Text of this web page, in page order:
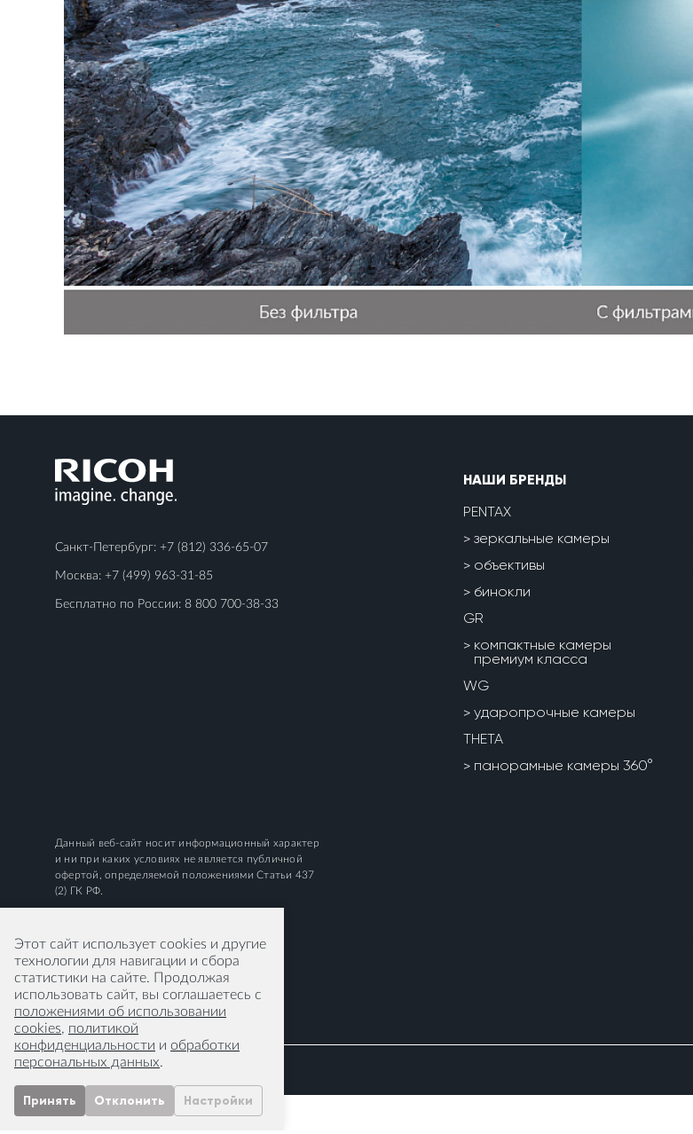
Санкт-Петербург: +7 (812) 336-65-07
Москва: +7 (499) 963-31-85
Бесплатно по России: 8 800 700-38-33
НАШИ БРЕНДЫ
PENTAX
зеркальные камеры
объективы
бинокли
GR
компактные камеры
премиум класса
WG
ударопрочные камеры
THETA
панорамные камеры 360°
Данный веб-сайт носит информационный характер
и ни при каких условиях не является публичной
офертой, определяемой положениями Статьи 437
(2) ГК РФ.
Этот сайт использует cookies и другие
технологии для навигации и сбора
статистики на сайте. Продолжая
использовать сайт, вы соглашаетесь с
положениями об использовании
cookies, политикой
конфиденциальности и обработки
персональных данных.
Принять Отклонить Настройки